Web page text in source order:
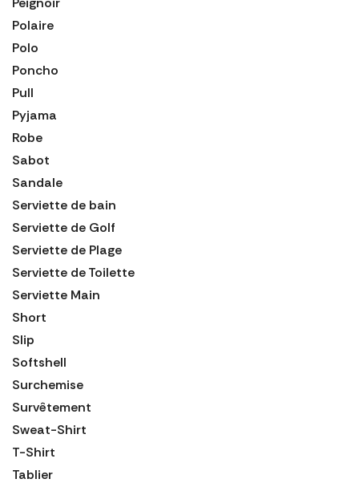
Polaire
Polo
Poncho
Pull
Pyjama
Robe
Sabot
Sandale
Serviette de bain
Serviette de Golf
Serviette de Plage
Serviette de Toilette
Serviette Main
Short
Slip
Softshell
Surchemise
Survêtement
Sweat-Shirt
T-Shirt
Tablier